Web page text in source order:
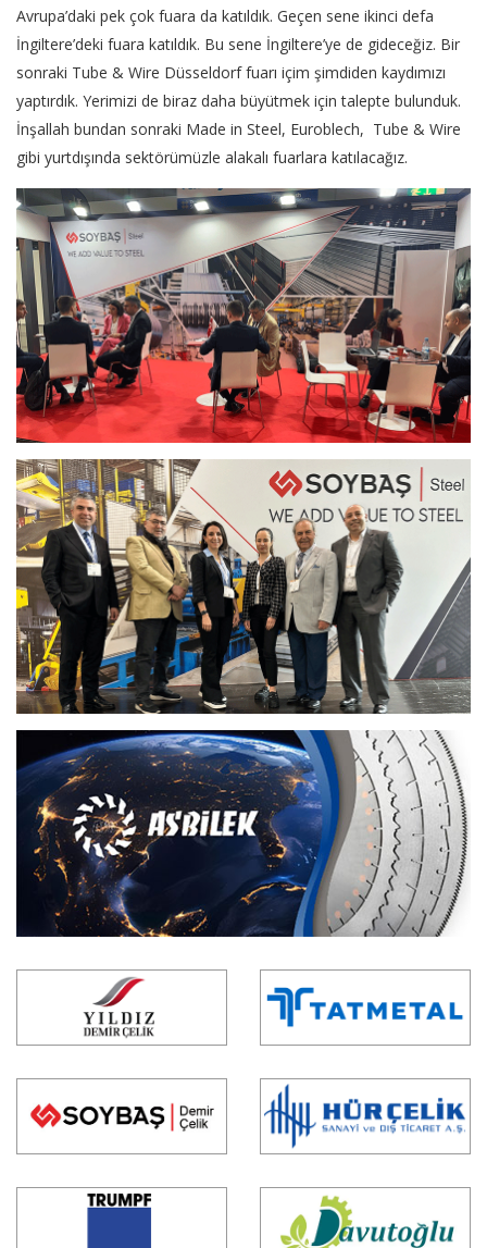
Avrupa’daki pek çok fuara da katıldık. Geçen sene ikinci defa
İngiltere’deki fuara katıldık. Bu sene İngiltere’ye de gideceğiz. Bir
sonraki Tube & Wire Düsseldorf fuarı içim şimdiden kaydımızı
yaptırdık. Yerimizi de biraz daha büyütmek için talepte bulunduk.
İnşallah bundan sonraki Made in Steel, Euroblech, Tube & Wire
gibi yurtdışında sektörümüzle alakalı fuarlara katılacağız.